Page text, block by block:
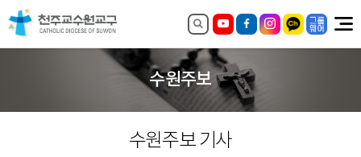
수원주보
수원주보 기사